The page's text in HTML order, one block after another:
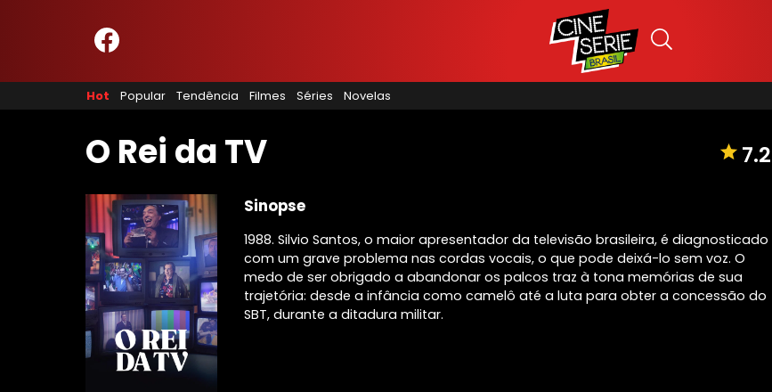
Hot Popular Tendência Filmes Séries Novelas
NOSSA EQUIPE
PRINCÍPIOS EDITORIAIS
TERMOS E CONDIÇÕES
CONTATO
Tendência
O Rei da TV 7.2
Sinopse
1988. Silvio Santos, o maior apresentador da televisão brasileira, é diagnosticado
com um grave problema nas cordas vocais, o que pode deixá-lo sem voz. O
medo de ser obrigado a abandonar os palcos traz à tona memórias de sua
trajetória: desde a infância como camelô até a luta para obter a concessão do
SBT, durante a ditadura militar.